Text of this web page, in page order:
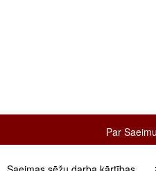
Par Saeimu